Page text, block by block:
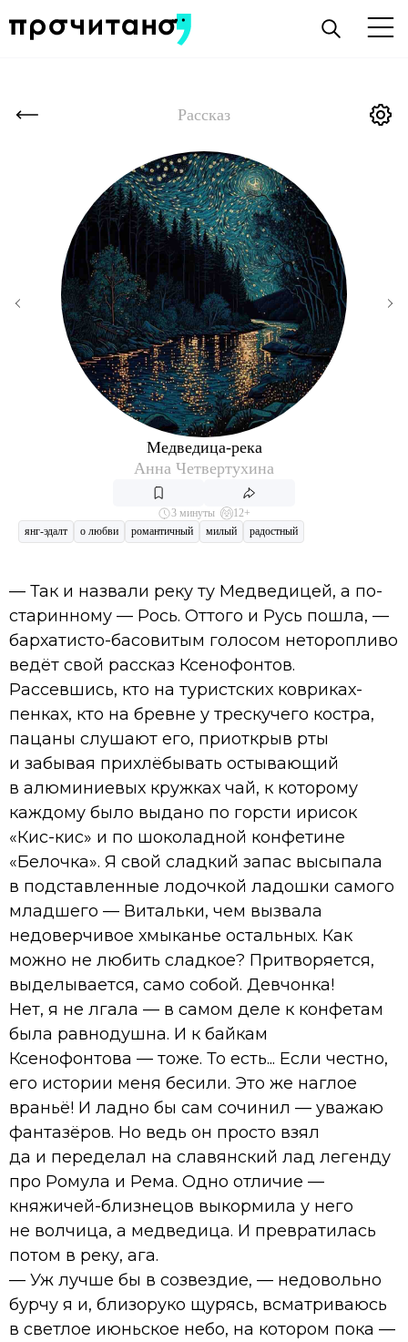
Рассказ
Медведица-река
Анна Четвертухина
3 минуты
12+
янг-эдалт
о любви романтичный милый радостный
— Так и назвали реку ту Медведицей, а по-
старинному — Рось. Оттого и Русь пошла, —
бархатисто-басовитым голосом неторопливо
ведёт свой рассказ Ксенофонтов.
Рассевшись, кто на туристских ковриках-
пенках, кто на бревне у трескучего костра,
пацаны слушают его, приоткрыв рты
и забывая прихлёбывать остывающий
в алюминиевых кружках чай, к которому
каждому было выдано по горсти ирисок
«Кис-кис» и по шоколадной конфетине
«Белочка». Я свой сладкий запас высыпала
в подставленные лодочкой ладошки самого
младшего — Витальки, чем вызвала
недоверчивое хмыканье остальных. Как
можно не любить сладкое? Притворяется,
выделывается, само собой. Девчонка!
Нет, я не лгала — в самом деле к конфетам
была равнодушна. И к байкам
Ксенофонтова — тоже. То есть... Если честно,
его истории меня бесили. Это же наглое
враньё! И ладно бы сам сочинил — уважаю
фантазёров. Но ведь он просто взял
да и переделал на славянский лад легенду
про Ромула и Рема. Одно отличие —
княжичей-близнецов выкормила у него
не волчица, а медведица. И превратилась
потом в реку, ага.
— Уж лучше бы в созвездие, — недовольно
бурчу я и, близоруко щурясь, всматриваюсь
в светлое июньское небо, на котором пока —